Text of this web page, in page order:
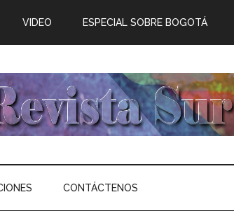
VIDEO ESPECIAL SOBRE BOGOTÁ
CONTÁCTENOS